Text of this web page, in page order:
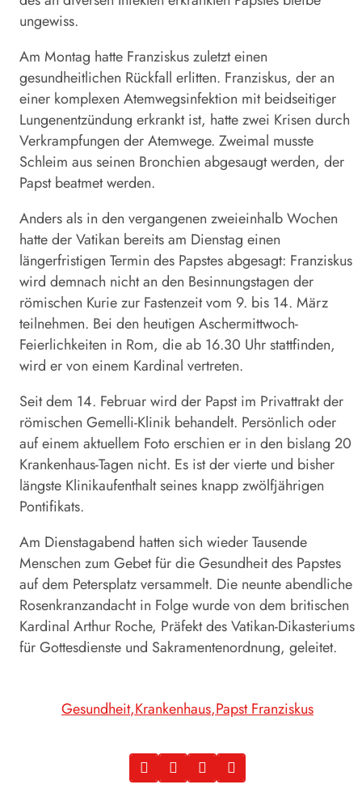
ungewiss.
Am Montag hatte Franziskus zuletzt einen
gesundheitlichen Rückfall erlitten. Franziskus, der an
einer komplexen Atemwegsinfektion mit beidseitiger
Lungenentzündung erkrankt ist, hatte zwei Krisen durch
Verkrampfungen der Atemwege. Zweimal musste
Schleim aus seinen Bronchien abgesaugt werden, der
Papst beatmet werden.
Anders als in den vergangenen zweieinhalb Wochen
hatte der Vatikan bereits am Dienstag einen
längerfristigen Termin des Papstes abgesagt: Franziskus
wird demnach nicht an den Besinnungstagen der
römischen Kurie zur Fastenzeit vom 9. bis 14. März
teilnehmen. Bei den heutigen Aschermittwoch-
Feierlichkeiten in Rom, die ab 16.30 Uhr stattfinden,
wird er von einem Kardinal vertreten.
Seit dem 14. Februar wird der Papst im Privattrakt der
römischen Gemelli-Klinik behandelt. Persönlich oder
auf einem aktuellem Foto erschien er in den bislang 20
Krankenhaus-Tagen nicht. Es ist der vierte und bisher
längste Klinikaufenthalt seines knapp zwölfjährigen
Pontifikats.
Am Dienstagabend hatten sich wieder Tausende
Menschen zum Gebet für die Gesundheit des Papstes
auf dem Petersplatz versammelt. Die neunte abendliche
Rosenkranzandacht in Folge wurde von dem britischen
Kardinal Arthur Roche, Präfekt des Vatikan-Dikasteriums
für Gottesdienste und Sakramentenordnung, geleitet.
Gesundheit Krankenhaus Papst Franziskus